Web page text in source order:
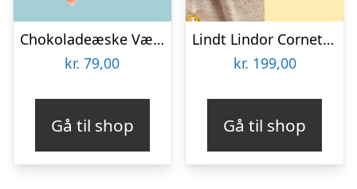
Chokoladeæske Værktøj
kr. 79,00
Gå til shop
Lindt Lindor Cornet 500 gram – Blandet chokolade
kr. 199,00
Gå til shop